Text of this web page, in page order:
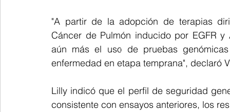
"A partir de la adopción de terapias
Cáncer de Pulmón inducido por EGFR
aún más el uso de pruebas
enfermedad en etapa temprana", declaró
Lilly indicó que el perfil de seguridad
consistente con ensayos anteriores, los